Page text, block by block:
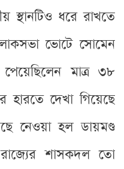
স্থানটিও ধরে রাখতে
ভোটে সোমেন
পেয়েছিলেন মাত্র ৩৮
হারতে দেখা গিয়েছে
নেওয়া হল ডায়মণ্ড
রাজ্যের শাসকদল তো